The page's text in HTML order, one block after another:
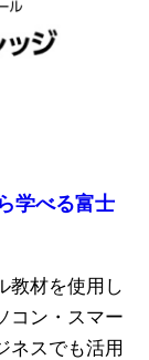
学べる富士
教材を使用し
コン・スマー
ネスでも活用